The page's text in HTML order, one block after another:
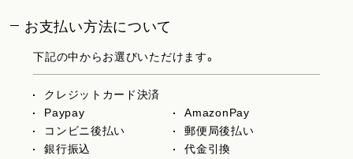
お支払い方法について
下記の中からお選びいただけます。
クレジットカード決済
Paypay
AmazonPay
コンビニ後払い
郵便局後払い
銀行振込
代金引換